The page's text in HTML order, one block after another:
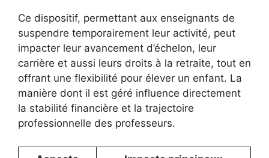
Ce dispositif, permettant aux enseignants de
suspendre temporairement leur activité, peut
impacter leur avancement d’échelon, leur
carrière et aussi leurs droits à la retraite, tout en
offrant une flexibilité pour élever un enfant. La
manière dont il est géré influence directement
la stabilité financière et la trajectoire
professionnelle des professeurs.